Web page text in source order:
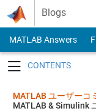
Skip to content
Blogs
MATLAB Answers
MATLAB ユーザーコ
MATLAB & Simulink